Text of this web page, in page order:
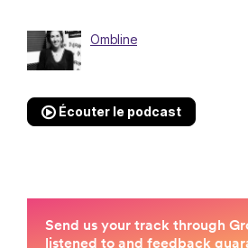
Ombline
Écouter le podcast